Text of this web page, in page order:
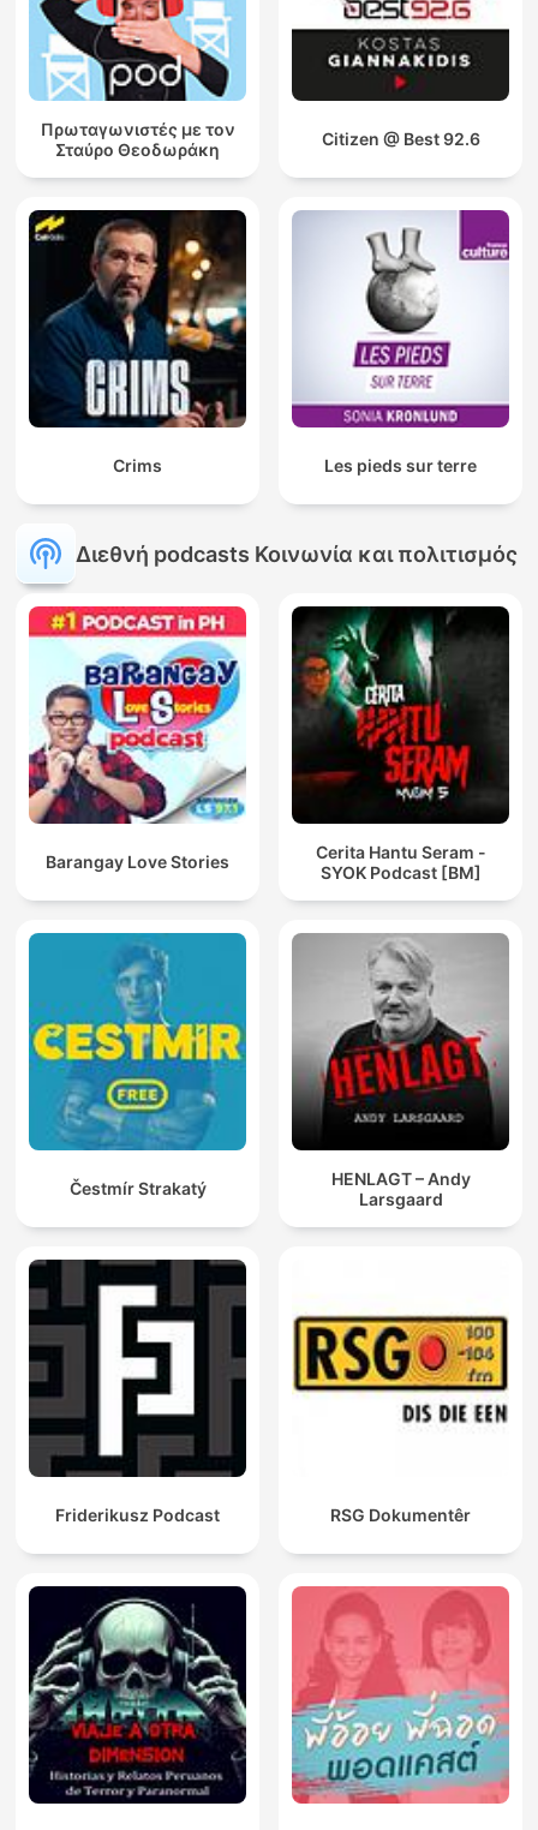
Πρωταγωνιστές με τον
Σταύρο Θεοδωράκη
Citizen @ Best 92.6
Crims Les pieds sur terre
Διεθνή podcasts Κοινωνία και πολιτισμός
Barangay Love Stories
Cerita Hantu Seram -
SYOK Podcast [BM]
Čestmír Strakatý
HENLAGT – Andy
Larsgaard
Friderikusz Podcast RSG Dokumentêr